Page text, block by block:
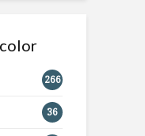
266
36